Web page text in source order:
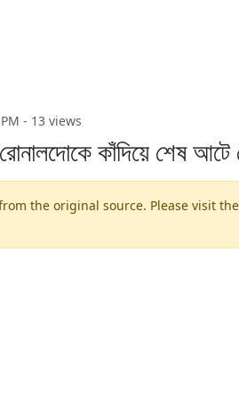
- 13 views
কাঁদিয়ে শেষ
the original source. Please visit